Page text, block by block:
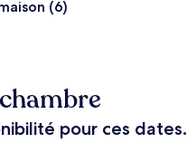
(6)
pour ces dates.